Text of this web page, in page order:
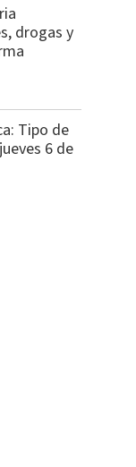
drogas y
Tipo de
6 de